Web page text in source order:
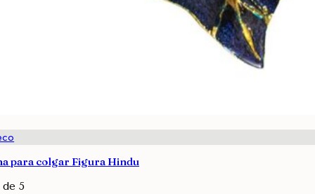
para colgar Figura Hindu
5